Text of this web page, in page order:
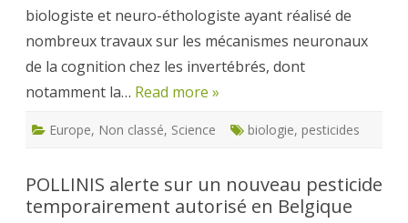
biologiste et neuro-éthologiste ayant réalisé de
nombreux travaux sur les mécanismes neuronaux
de la cognition chez les invertébrés, dont
notamment la… Read more »
Europe, Non classé, Science biologie, pesticides
POLLINIS alerte sur un nouveau pesticide
temporairement autorisé en Belgique